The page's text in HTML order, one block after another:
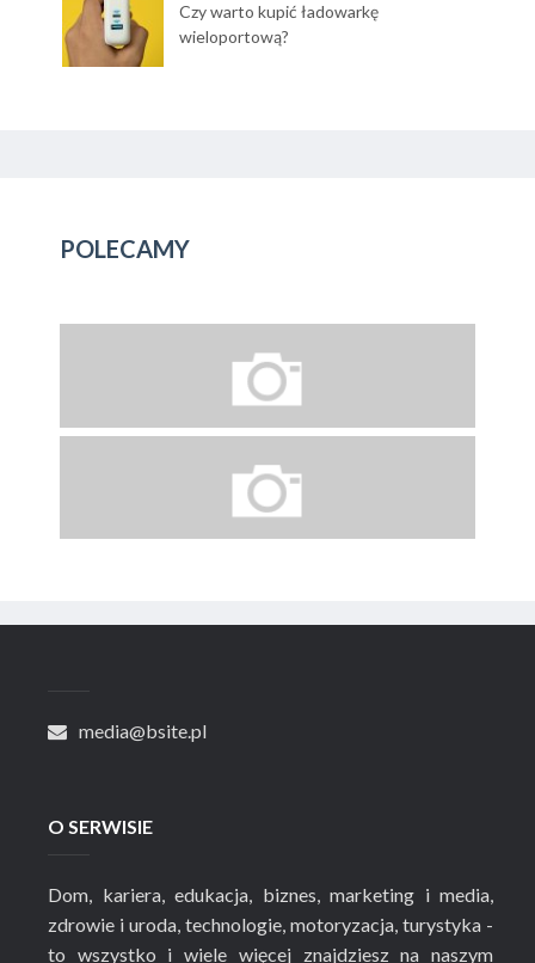
Czy warto kupić ładowarkę
wieloportową?
POLECAMY
media@bsite.pl
O SERWISIE
Dom, kariera, edukacja, biznes, marketing i media,
zdrowie i uroda, technologie, motoryzacja, turystyka -
to wszystko i wiele więcej znajdziesz na naszym